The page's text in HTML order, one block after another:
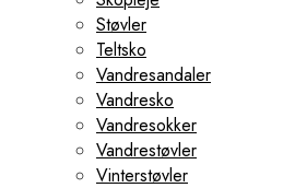
Støvler
Teltsko
Vandresandaler
Vandresko
Vandresokker
Vandrestøvler
Vinterstøvler